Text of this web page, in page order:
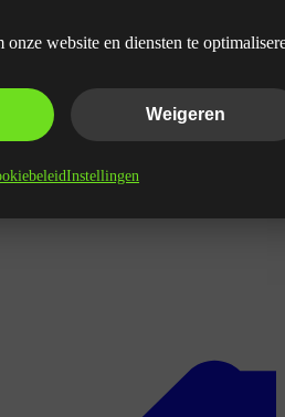
website en diensten te
Weigeren
Instellingen